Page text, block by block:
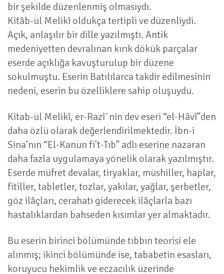
bir şekilde düzenlenmiş olmasıydı.
Kitâb-ül Melikî oldukça tertipli ve düzenliydi.
Açık, anlaşılır bir dille yazılmıştı. Antik
medeniyetten devralınan kırık dökük parçalar
eserde açıklığa kavuşturulup bir düzene
sokulmuştu. Eserin Batılılarca takdir edilmesinin
nedeni, eserin bu özelliklere sahip oluşuydu.
Kitab-ül Melikî, er-Razî´nin dev eseri “el-Hâvî”den
daha özlü olarak değerlendirilmektedir. İbn-i
Sina’nın “El-Kanun fi't-Tıb” adlı eserine nazaran
daha fazla uygulamaya yönelik olarak yazılmıştır.
Eserde müfret devalar, tiryaklar, müshiller, haplar,
fitiller, tabletler, tozlar, yakılar, yağlar, şerbetler,
göz ilâçları, cerahatı giderecek ilâçlarla bazı
hastalıklardan bahseden kısımlar yer almaktadır.
Bu eserin birinci bölümünde tıbbın teorisi ele
alınmış; ikinci bölümünde ise, tababetin esasları,
koruyucu hekimlik ve eczacılık üzerinde